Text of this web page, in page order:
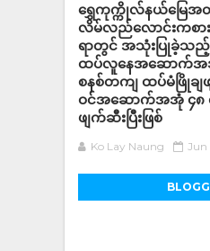
ရွှေကုက္ကိုလ်နယ်မြေအ
လိမ်လည်လောင်းကစာ
ရာတွင် အသုံးပြုခဲ့သည့်
ထပ်လူနေအဆောက်အ
စနစ်တကျ ထပ်မံဖြိုချ
ဝင်အဆောက်အအုံ ၄၈
ဖျက်ဆီးပြီးဖြစ်
Ko Lay Naung Jun